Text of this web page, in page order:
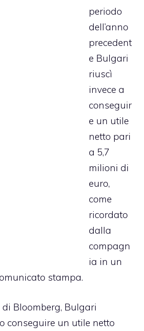
periodo
dell’anno
precedent
e Bulgari
riuscì
invece a
conseguir
e un utile
netto pari
a 5,7
milioni di
euro,
come
ricordato
dalla
compagn
ia in un
stampa.
Bloomberg, Bulgari
conseguire un utile netto